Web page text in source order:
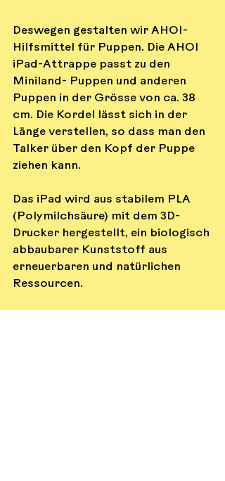
Deswegen gestalten wir AHOI-
Hilfsmittel für Puppen. Die AHOI
iPad-Attrappe passt zu den
Miniland- Puppen und anderen
Puppen in der Grösse von ca. 38
cm. Die Kordel lässt sich in der
Länge verstellen, so dass man den
Talker über den Kopf der Puppe
ziehen kann.
Das iPad wird aus stabilem PLA
(Polymilchsäure) mit dem 3D-
Drucker hergestellt, ein biologisch
abbaubarer Kunststoff aus
erneuerbaren und natürlichen
Ressourcen.